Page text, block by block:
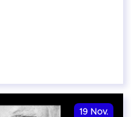
19 Nov.